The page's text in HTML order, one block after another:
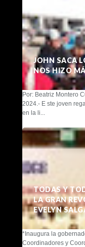
JOHN SACA
NOS HIZO
Por: Beatriz Montero
2024.- E ste joven
en la li...
TODAS Y
LA GRAN
EVELYN
*Inaugura la
Coordinadores y